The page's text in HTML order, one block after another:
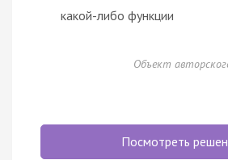
какой-либо функции
Объект
Посмотреть